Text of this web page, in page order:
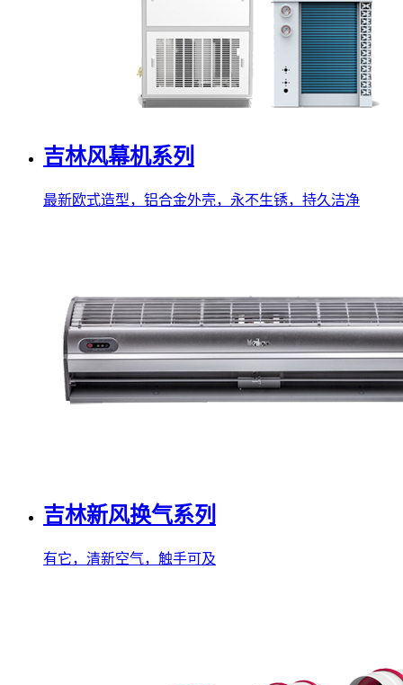
吉林风幕机系列
最新欧式造型，铝合金外壳，永不生锈，持久洁净
吉林新风换气系列
有它，清新空气，触手可及